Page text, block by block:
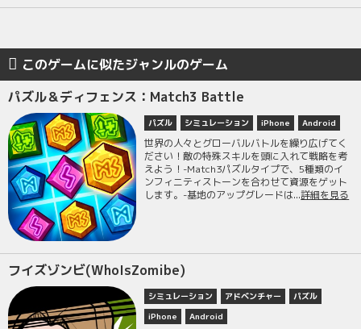
このゲームに似たジャンルのゲーム
パズル＆ディフェンス：Match3 Battle
パズル シミュレーション iPhone Android
世界の人々とグローバルバトルを繰り広げてく
ださい！敵の特殊スキルを頭に入れて戦略を考
えよう！-Match3パズルタイプで、5種類のイ
ンフィニティストーンを合わせて資源をゲット
します。-基地のアップグレードは...詳細を見る
フイズゾンビ(WhoIsZomibe)
シミュレーション アドベンチャー
パズル
iPhone
Android